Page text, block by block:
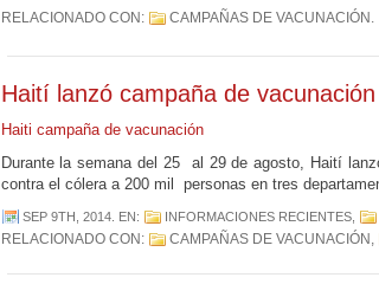
RELACIONADO CON: CAMPAÑAS DE VACUNACIÓN .
Haití lanzó campaña de
Haiti campaña de vacunación
Durante la semana del 25 al 29 de agosto, Haití
contra el cólera a 200 mil personas en tres
SEP 9TH, 2014. EN: INFORMACIONES RECIENTES,
RELACIONADO CON: CAMPAÑAS DE VACUNACIÓN ,